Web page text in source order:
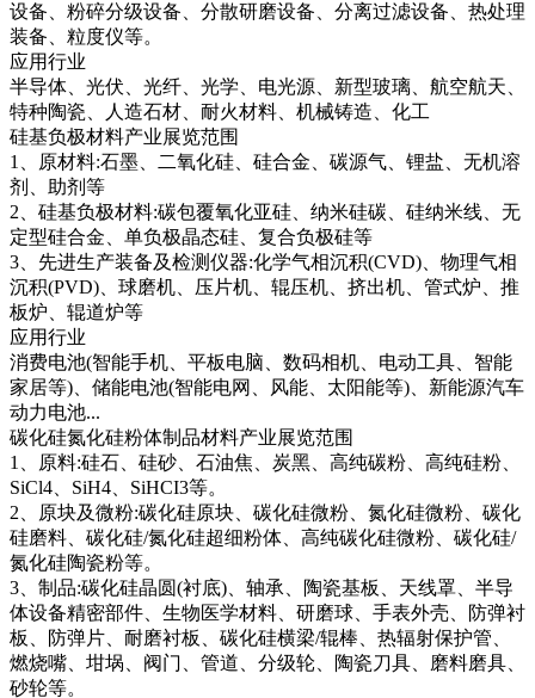
设备、粉碎分级设备、分散研磨设备、分离过滤设备、热处理
装备、粒度仪等。
应用行业
半导体、光伏、光纤、光学、电光源、新型玻璃、航空航天、
特种陶瓷、人造石材、耐火材料、机械铸造、化工
硅基负极材料产业展览范围
1、原材料:石墨、二氧化硅、硅合金、碳源气、锂盐、无机溶
剂、助剂等
2、硅基负极材料:碳包覆氧化亚硅、纳米硅碳、硅纳米线、无
定型硅合金、单负极晶态硅、复合负极硅等
3、先进生产装备及检测仪器:化学气相沉积(CVD)、物理气相
沉积(PVD)、球磨机、压片机、辊压机、挤出机、管式炉、推
板炉、辊道炉等
应用行业
消费电池(智能手机、平板电脑、数码相机、电动工具、智能
家居等)、储能电池(智能电网、风能、太阳能等)、新能源汽车
动力电池...
碳化硅氮化硅粉体制品材料产业展览范围
1、原料:硅石、硅砂、石油焦、炭黑、高纯碳粉、高纯硅粉、
SiCl4、SiH4、SiHCI3等。
2、原块及微粉:碳化硅原块、碳化硅微粉、氮化硅微粉、碳化
硅磨料、碳化硅/氮化硅超细粉体、高纯碳化硅微粉、碳化硅/
氮化硅陶瓷粉等。
3、制品:碳化硅晶圆(衬底)、轴承、陶瓷基板、天线罩、半导
体设备精密部件、生物医学材料、研磨球、手表外壳、防弹衬
板、防弹片、耐磨衬板、碳化硅横梁/辊棒、热辐射保护管、
燃烧嘴、坩埚、阀门、管道、分级轮、陶瓷刀具、磨料磨具、
砂轮等。